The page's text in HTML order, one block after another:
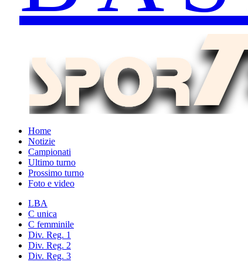
Home
Notizie
Campionati
Ultimo turno
Prossimo turno
Foto e video
LBA
C unica
C femminile
Div. Reg. 1
Div. Reg. 2
Div. Reg. 3